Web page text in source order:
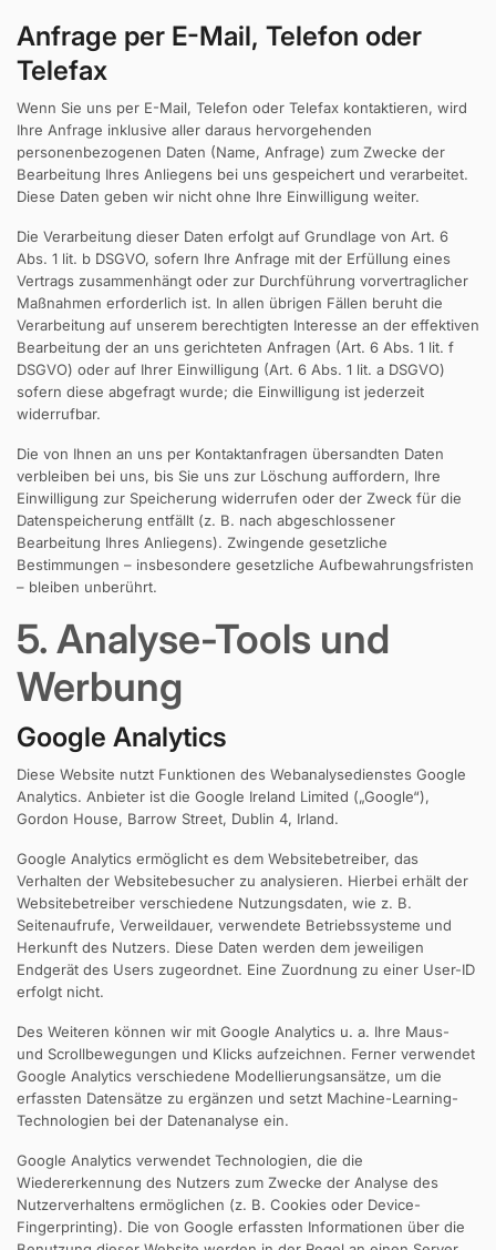
Anfrage per E-Mail, Telefon oder
Telefax
Wenn Sie uns per E-Mail, Telefon oder Telefax kontaktieren, wird
Ihre Anfrage inklusive aller daraus hervorgehenden
personenbezogenen Daten (Name, Anfrage) zum Zwecke der
Bearbeitung Ihres Anliegens bei uns gespeichert und verarbeitet.
Diese Daten geben wir nicht ohne Ihre Einwilligung weiter.
Die Verarbeitung dieser Daten erfolgt auf Grundlage von Art. 6
Abs. 1 lit. b DSGVO, sofern Ihre Anfrage mit der Erfüllung eines
Vertrags zusammenhängt oder zur Durchführung vorvertraglicher
Maßnahmen erforderlich ist. In allen übrigen Fällen beruht die
Verarbeitung auf unserem berechtigten Interesse an der effektiven
Bearbeitung der an uns gerichteten Anfragen (Art. 6 Abs. 1 lit. f
DSGVO) oder auf Ihrer Einwilligung (Art. 6 Abs. 1 lit. a DSGVO)
sofern diese abgefragt wurde; die Einwilligung ist jederzeit
widerrufbar.
Die von Ihnen an uns per Kontaktanfragen übersandten Daten
verbleiben bei uns, bis Sie uns zur Löschung auffordern, Ihre
Einwilligung zur Speicherung widerrufen oder der Zweck für die
Datenspeicherung entfällt (z. B. nach abgeschlossener
Bearbeitung Ihres Anliegens). Zwingende gesetzliche
Bestimmungen – insbesondere gesetzliche Aufbewahrungsfristen
– bleiben unberührt.
5. Analyse-Tools und
Werbung
Google Analytics
Diese Website nutzt Funktionen des Webanalysedienstes Google
Analytics. Anbieter ist die Google Ireland Limited („Google“),
Gordon House, Barrow Street, Dublin 4, Irland.
Google Analytics ermöglicht es dem Websitebetreiber, das
Verhalten der Websitebesucher zu analysieren. Hierbei erhält der
Websitebetreiber verschiedene Nutzungsdaten, wie z. B.
Seitenaufrufe, Verweildauer, verwendete Betriebssysteme und
Herkunft des Nutzers. Diese Daten werden dem jeweiligen
Endgerät des Users zugeordnet. Eine Zuordnung zu einer User-ID
erfolgt nicht.
Des Weiteren können wir mit Google Analytics u. a. Ihre Maus-
und Scrollbewegungen und Klicks aufzeichnen. Ferner verwendet
Google Analytics verschiedene Modellierungsansätze, um die
erfassten Datensätze zu ergänzen und setzt Machine-Learning-
Technologien bei der Datenanalyse ein.
Google Analytics verwendet Technologien, die die
Wiedererkennung des Nutzers zum Zwecke der Analyse des
Nutzerverhaltens ermöglichen (z. B. Cookies oder Device-
Fingerprinting). Die von Google erfassten Informationen über die